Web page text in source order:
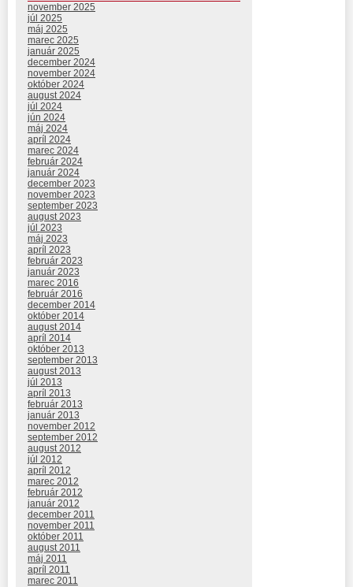
november 2025
júl 2025
máj 2025
marec 2025
január 2025
december 2024
november 2024
október 2024
august 2024
júl 2024
jún 2024
máj 2024
apríl 2024
marec 2024
február 2024
január 2024
december 2023
november 2023
september 2023
august 2023
júl 2023
máj 2023
apríl 2023
február 2023
január 2023
marec 2016
február 2016
december 2014
október 2014
august 2014
apríl 2014
október 2013
september 2013
august 2013
júl 2013
apríl 2013
február 2013
január 2013
november 2012
september 2012
august 2012
júl 2012
apríl 2012
marec 2012
február 2012
január 2012
december 2011
november 2011
október 2011
august 2011
máj 2011
apríl 2011
marec 2011